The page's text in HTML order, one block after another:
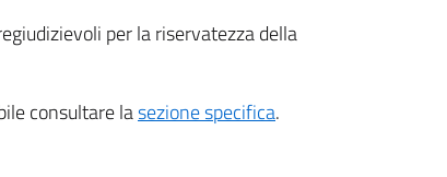
per la riservatezza della
consultare lasezione specifica.